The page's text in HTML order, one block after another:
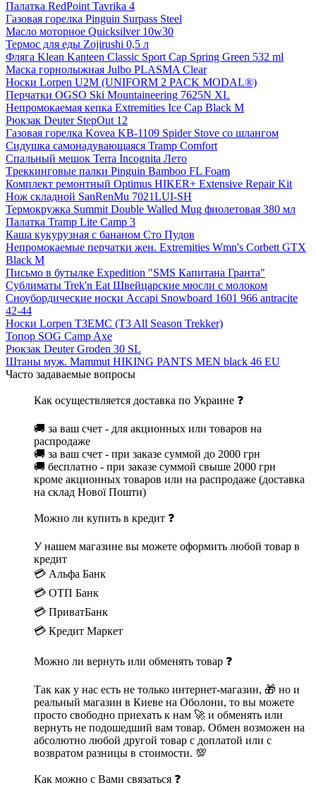
Палатка RedPoint Tavrika 4
Газовая горелка Pinguin Surpass Steel
Масло моторное Quicksilver 10w30
Термос для еды Zojirushi 0,5 л
Фляга Klean Kanteen Classic Sport Cap Spring Green 532 ml
Маска горнолыжная Julbo PLASMA Clear
Носки Lorpen U2M (UNIFORM 2 PACK MODAL®)
Перчатки OGSO Ski Mountaineering 7625N XL
Непромокаемая кепка Extremities Ice Cap Black M
Рюкзак Deuter StepOut 12
Газовая горелка Kovea KB-1109 Spider Stove со шлангом
Сидушка самонадувающаяся Tramp Comfort
Спальный мешок Terra Incognita Лето
Tреккинговые палки Pinguin Bamboo FL Foam
Комплект ремонтный Optimus HIKER+ Extensive Repair Kit
Нож складной SanRenMu 7021LUI-SH
Термокружка Summit Double Walled Mug фиолетовая 380 мл
Палатка Tramp Lite Camp 3
Каша кукурузная с бананом Сто Пудов
Непромокаемые перчатки жен. Extremities Wmn's Corbett GTX
Black M
Письмо в бутылке Expedition "SMS Капитана Гранта"
Сублиматы Trek'n Eat Швейцарские мюсли с молоком
Сноубордические носки Accapi Snowboard 1601 966 antracite
42-44
Носки Lorpen T3EMC (T3 All Season Trekker)
Топор SOG Camp Axe
Рюкзак Deuter Groden 30 SL
Штаны муж. Mammut HIKING PANTS MEN black 46 EU
Часто задаваемые вопросы
Как осуществляется доставка по Украине ❓
🚚 за ваш счет - для акционных или товаров на
распродаже
🚚 за ваш счет - при заказе суммой до 2000 грн
🚚 бесплатно - при заказе суммой свыше 2000 грн
кроме акционных товаров или на распродаже (доставка
на склад Нової Пошти)
Можно ли купить в кредит ❓
У нашем магазине вы можете оформить любой товар в
кредит
💳 Альфа Банк
💳 ОТП Банк
💳 ПриватБанк
💳 Кредит Маркет
Можно ли вернуть или обменять товар ❓
Так как у нас есть не только интернет-магазин, 🎁 но и
реальный магазин в Киеве на Оболони, то вы можете
просто свободно приехать к нам 🚀 и обменять или
вернуть не подошедший вам товар. Обмен возможен на
абсолютно любой другой товар с доплатой или с
возвратом разницы в стоимости. 💯
Как можно с Вами связаться ❓